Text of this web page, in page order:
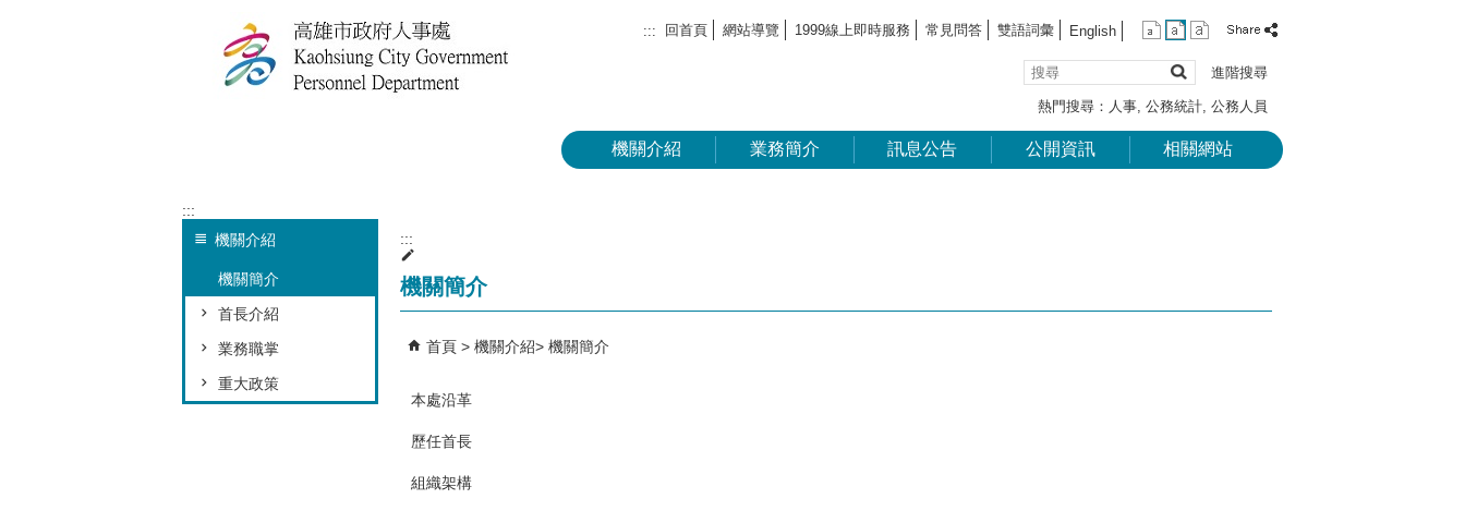
::: 回首頁 網站導覽 1999線上即時服務 常見問答 雙語詞彙 English
搜
尋
進階搜尋
熱門搜尋： 人事 公務統計 公務人員
機關介紹 業務簡介 訊息公告 公開資訊 相關網站
:::
機關介紹
機關簡介
首長介紹
業務職掌
重大政策
:::
機關簡介
首頁 機關介紹 機關簡介
本處沿革
歷任首長
組織架構